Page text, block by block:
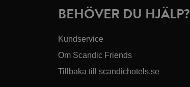
BEHÖVER DU HJÄLP?
Kundservice
Om Scandic Friends
Tillbaka till scandichotels.se